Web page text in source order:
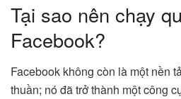
Tại sao nên chạy
Facebook?
Facebook không còn là một nền
thuần; nó đã trở thành một công